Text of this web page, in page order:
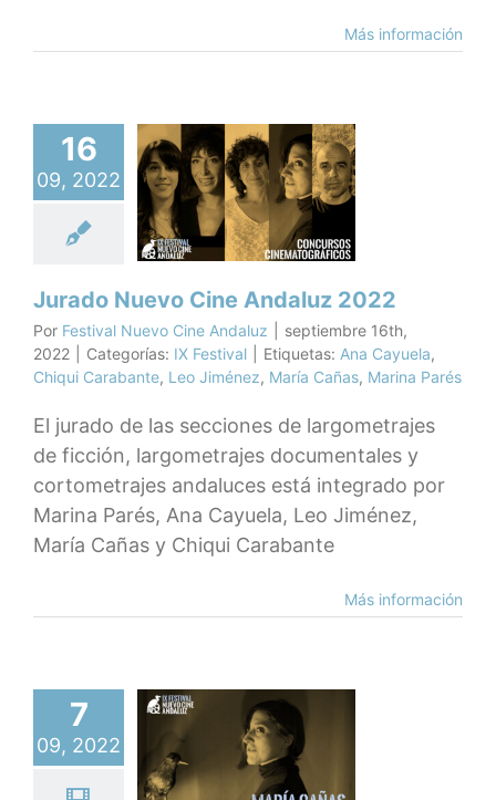
Más información
16
09, 2022
Nuevo
Andaluz
Jurado Nuevo Cine Andaluz 2022
Por Festival Nuevo Cine Andaluz
septiembre 16th,
2022
Categorías: IX Festival Etiquetas: Ana Cayuela,
Chiqui Carabante, Leo Jiménez, María Cañas, Marina Parés
El jurado de las secciones de largometrajes
de ficción, largometrajes documentales y
cortometrajes andaluces está integrado por
Marina Parés, Ana Cayuela, Leo Jiménez,
María Cañas y Chiqui Carabante
Más información
7
09, 2022
Cañas.
Cámara
2022